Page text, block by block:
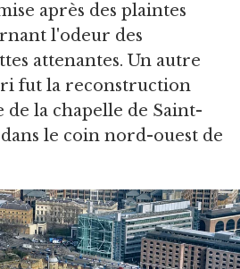
après des plaintes
l'odeur des
attenantes. Un autre
fut la reconstruction
de la chapelle de Saint-
le coin nord-ouest de